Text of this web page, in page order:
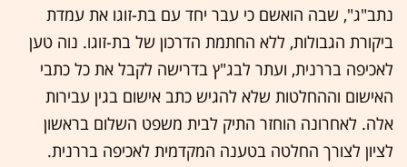
נתב"ג", שבה הואשם כי עבר יחד עם בת-זוגו את עמדת
ביקורת הגבולות, ללא החתמת הדרכון של בת-זוגו. נוה טען
לאכיפה בררנית, ועתר לבג"ץ בדרישה לקבל את כל כתבי
האישום וההחלטות שלא להגיש כתב אישום בגין עבירות
אלה. לאחרונה הוחזר התיק לבית משפט השלום בראשון
לציון לצורך החלטה בטענה המקדמית לאכיפה בררנית.